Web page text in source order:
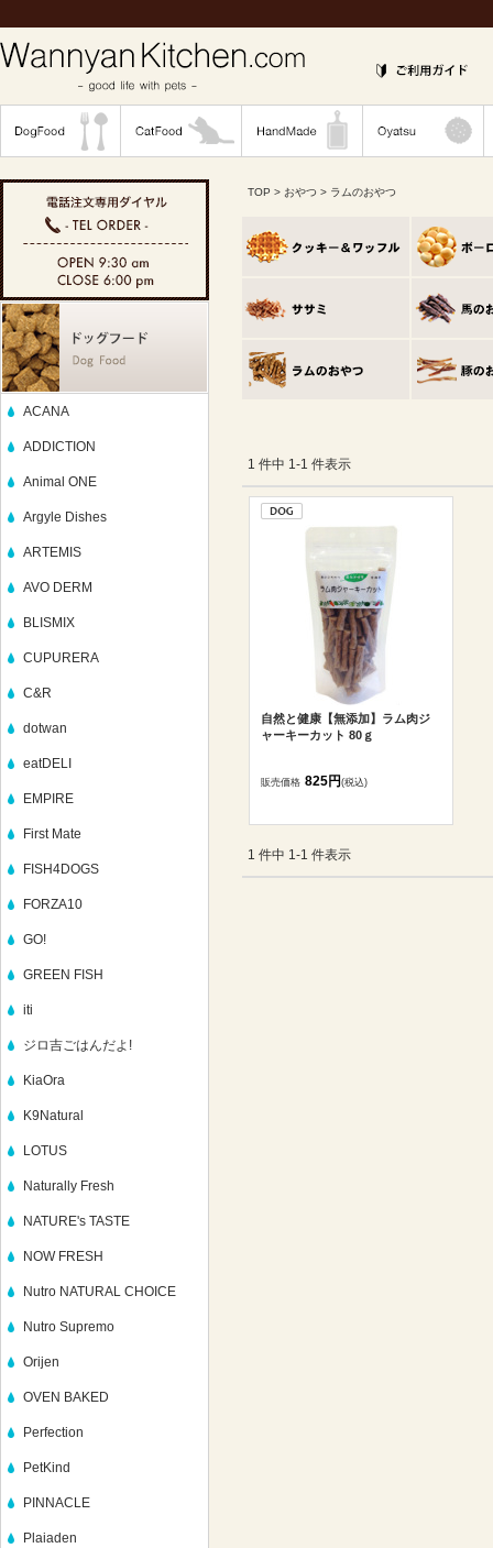
ACANA
ADDICTION
Animal ONE
Argyle Dishes
ARTEMIS
AVO DERM
BLISMIX
CUPURERA
C&R
dotwan
eatDELI
EMPIRE
First Mate
FISH4DOGS
FORZA10
GO!
GREEN FISH
iti
ジロ吉ごはんだよ!
KiaOra
K9Natural
LOTUS
Naturally Fresh
NATURE's TASTE
NOW FRESH
Nutro NATURAL CHOICE
Nutro Supremo
Orijen
OVEN BAKED
Perfection
PetKind
PINNACLE
Plaiaden
TOP > おやつ > ラムのおやつ
1 件中 1-1 件表示
自然と健康【無添加】ラム肉ジ
ャーキーカット 80ｇ
販売価格 825円(税込)
1 件中 1-1 件表示